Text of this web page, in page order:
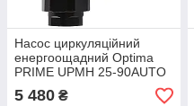
Насос циркуляційний
енергоощадний Optima
PRIME UPMH 25-90AUTO
130мм + гайки
5 480 ₴